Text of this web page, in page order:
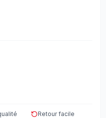
Retour facile